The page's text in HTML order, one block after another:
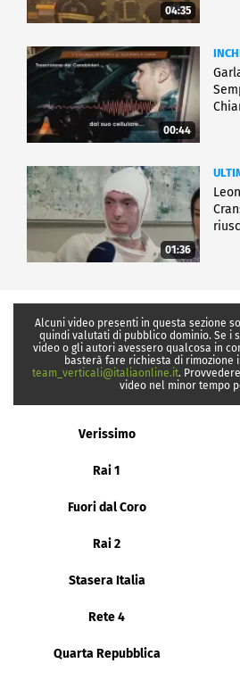
04:35
00:44
01:36
Alcuni video presenti in questa sezione
quindi valutati di pubblico dominio. Se i
video o gli autori avessero qualcosa in
basterà fare richiesta di rimozione
team_verticali@italiaonline.it.
video nel minor tempo
Verissimo
Rai 1
Fuori dal Coro
Rai 2
Stasera Italia
Rete 4
Quarta Repubblica